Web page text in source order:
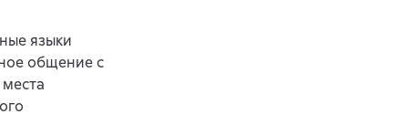
языки
общение с